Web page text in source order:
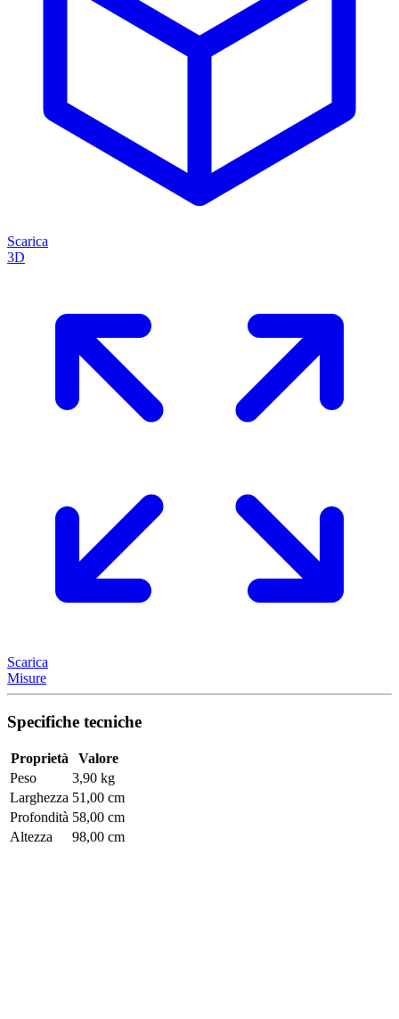
Scarica
3D
Scarica
Misure
Specifiche tecniche
Proprietà
Valore
Peso
3,90 kg
Larghezza 51,00 cm
Profondità 58,00 cm
Altezza
98,00 cm